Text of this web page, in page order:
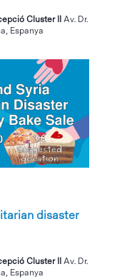
Cluster IIAv. Dr.
Espanya
disaster
Cluster IIAv. Dr.
Espanya